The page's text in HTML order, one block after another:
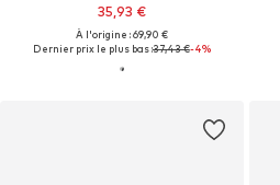
35,93 €
À l'origine : 69,90 €
Dernier prix le plus bas :37,43 €-4%